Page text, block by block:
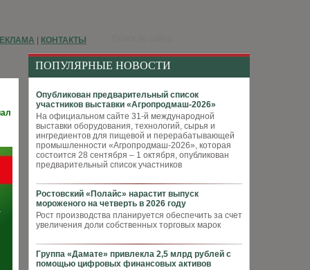
ПОПУЛЯРНЫЕ НОВОСТИ
Опубликован предварительный список
участников выставки «Агропродмаш-2026»
На официальном сайте 31-й международной
выставки оборудования, технологий, сырья и
ингредиентов для пищевой и перерабатывающей
промышленности «Агропродмаш-2026», которая
состоится 28 сентября – 1 октября, опубликован
предварительный список участников
Ростовский «Полайс» нарастит выпуск
мороженого на четверть в 2026 году
Рост производства планируется обеспечить за счет
увеличения доли собственных торговых марок
Группа «Дамате» привлекла 2,5 млрд рублей с
помощью цифровых финансовых активов
КОНТАКТЫ